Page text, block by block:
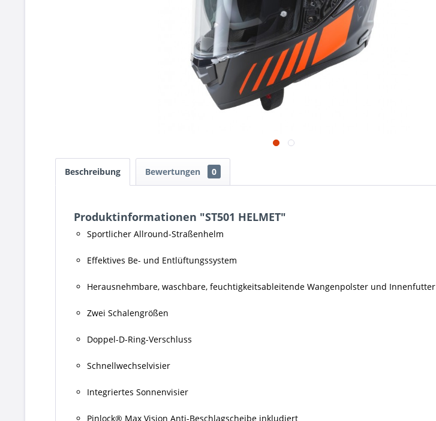
Beschreibung Bewertungen 0
Produktinformationen "ST501 HELMET"
Sportlicher Allround-Straßenhelm
Effektives Be- und Entlüftungssystem
Herausnehmbare, waschbare, feuchtigkeitsableitende Wangenpolster und Innenfutter
Zwei Schalengrößen
Doppel-D-Ring-Verschluss
Schnellwechselvisier
Integriertes Sonnenvisier
Pinlock® Max Vision Anti-Beschlagscheibe inkludiert